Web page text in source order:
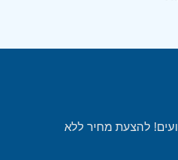
להצעת מחיר ללא